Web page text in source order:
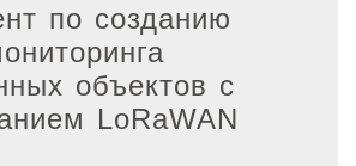
по созданию
объектов с
LoRaWAN